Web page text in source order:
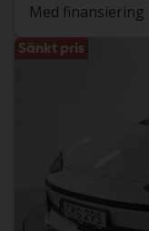
Med finansiering
Sänkt pris